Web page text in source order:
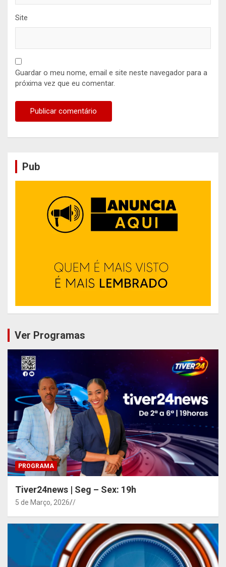
Site
Guardar o meu nome, email e site neste navegador para a
próxima vez que eu comentar.
Pub
Ver Programas
PROGRAMA
Tiver24news | Seg – Sex: 19h
5 de Março, 2026 /